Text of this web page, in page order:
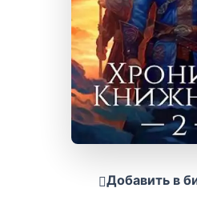
Добавить в